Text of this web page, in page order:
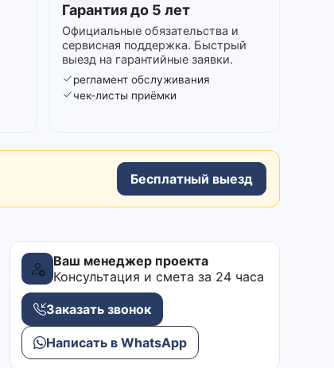
Гарантия до 5 лет
Официальные обязательства и
сервисная поддержка. Быстрый
выезд на гарантийные заявки.
регламент обслуживания
чек-листы приёмки
Бесплатный выезд
Ваш менеджер проекта
Консультация и смета за 24 часа
Заказать звонок
Написать в WhatsApp